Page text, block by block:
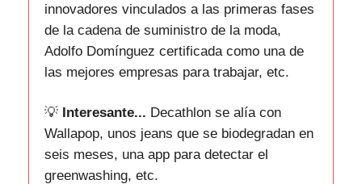
innovadores vinculados a las primeras fases
de la cadena de suministro de la moda,
Adolfo Domínguez certificada como una de
las mejores empresas para trabajar, etc.
💡 Interesante... Decathlon se alía con
Wallapop, unos jeans que se biodegradan en
seis meses, una app para detectar el
greenwashing, etc.